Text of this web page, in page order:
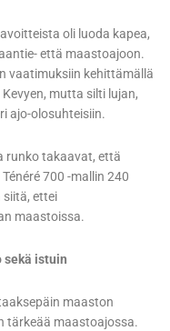
oli luoda kapea,
että maastoajoon.
vaatimuksiin kehittämällä
mutta silti lujan,
ajo-olosuhteisiin.
runko takaavat, että
700 -mallin 240
siitä, ettei
maastoissa.
sekä istuin
maaston
tärkeää maastoajossa.